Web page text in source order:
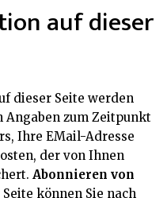
auf dieser
dieser Seite werden
Angaben zum Zeitpunkt
Ihre EMail-Adresse
der von Ihnen
Abonnieren von
können Sie nach